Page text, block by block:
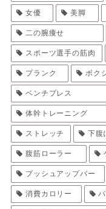
女優 美脚
二の腕痩せ
スポーツ選手の筋肉
プランク ボク
ベンチプレス
体幹トレーニング
ストレッチ 下腹
腹筋ローラー
プッシュアップバー
消費カロリー